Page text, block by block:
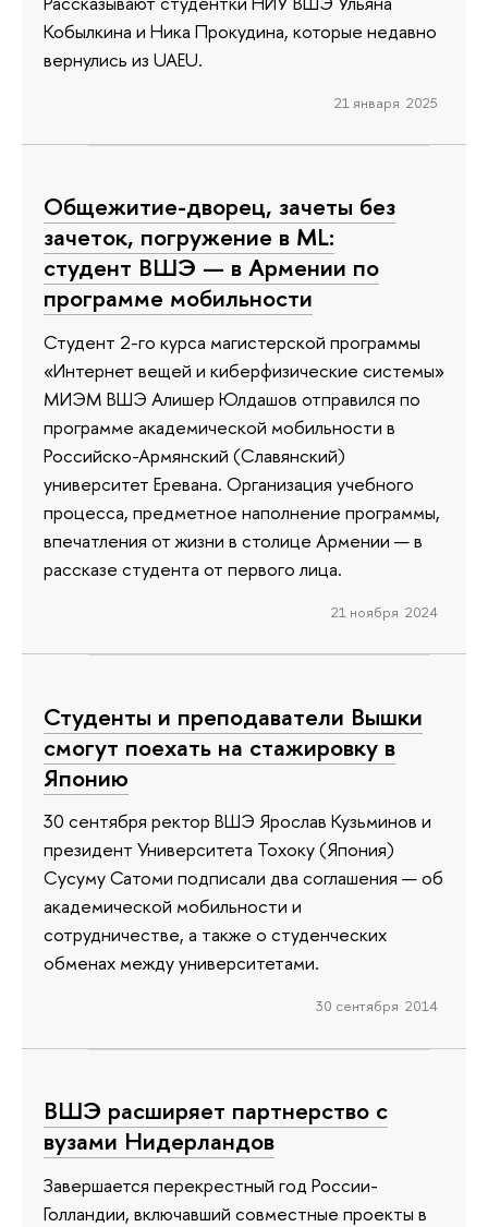
Кобылкина и Ника Прокудина, которые недавно
вернулись из UAEU.
21 января 2025
Общежитие-дворец, зачеты без
зачеток, погружение в ML:
студент ВШЭ — в Армении по
программе мобильности
Студент 2-го курса магистерской программы
«Интернет вещей и киберфизические системы»
МИЭМ ВШЭ Алишер Юлдашов отправился по
программе академической мобильности в
Российско-Армянский (Славянский)
университет Еревана. Организация учебного
процесса, предметное наполнение программы,
впечатления от жизни в столице Армении — в
рассказе студента от первого лица.
21 ноября 2024
Студенты и преподаватели Вышки
смогут поехать на стажировку в
Японию
30 сентября ректор ВШЭ Ярослав Кузьминов и
президент Университета Тохоку (Япония)
Сусуму Сатоми подписали два соглашения — об
академической мобильности и
сотрудничестве, а также о студенческих
обменах между университетами.
30 сентября 2014
ВШЭ расширяет партнерство с
вузами Нидерландов
Завершается перекрестный год России-
Голландии, включавший совместные проекты в